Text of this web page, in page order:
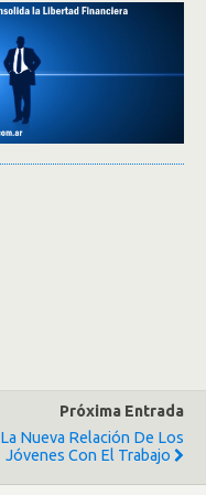
Próxima Entrada
La Nueva Relación De Los
Jóvenes Con El Trabajo